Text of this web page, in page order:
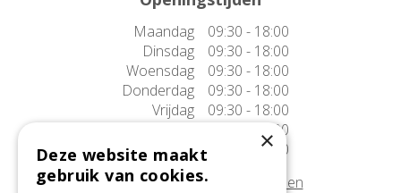
Maandag
09:30 - 18:00
Dinsdag
09:30 - 18:00
Woensdag
09:30 - 18:00
Donderdag
09:30 - 18:00
Vrijdag
09:30 - 18:00
Zaterdag
09:30 - 17:00
Zondag
10:00 - 17:00
Afwijkende openingstijden tonen
×
Deze website maakt
gebruik van cookies.